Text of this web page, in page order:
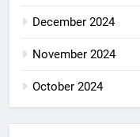
December 2024
November 2024
October 2024